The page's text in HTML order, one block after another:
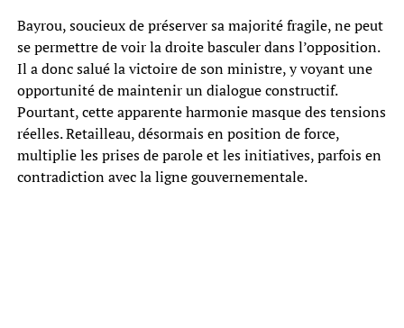
Bayrou, soucieux de préserver sa majorité fragile, ne peut
se permettre de voir la droite basculer dans l’opposition.
Il a donc salué la victoire de son ministre, y voyant une
opportunité de maintenir un dialogue constructif.
Pourtant, cette apparente harmonie masque des tensions
réelles. Retailleau, désormais en position de force,
multiplie les prises de parole et les initiatives, parfois en
contradiction avec la ligne gouvernementale.